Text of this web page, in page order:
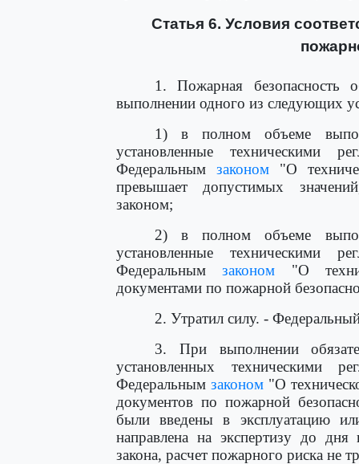
Статья 6. Условия
1. Пожарная безопасность
выполнении одного из следующих
1) в полном объеме
установленные техническими
Федеральным законом "О
превышает допустимых
законом;
2) в полном объеме
установленные техническими
Федеральным законом "О
документами по пожарной
2. Утратил силу. -
3. При выполнении
установленных техническими
Федеральным законом"О
документов по пожарной
были введены в эксплуатацию
направлена на экспертизу до дня
закона, расчет пожарного риска не